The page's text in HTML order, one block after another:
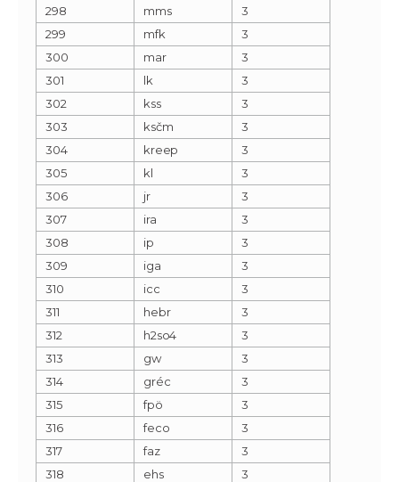
298 mms
3
299
mfk
3
300
mar
3
301
lk
3
302
kss
3
303
ksčm
3
304
kreep
3
305
kl
3
306
jr
3
307
ira
3
308
ip
3
309
iga
3
310
icc
3
311
hebr
3
312
h2so4
3
313
gw
3
314
gréc
3
315
fpö
3
316
feco
3
317
faz
3
318
ehs
3